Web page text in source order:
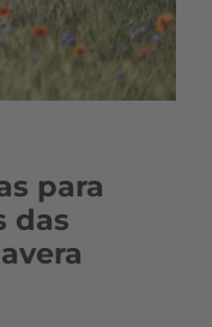
para
das